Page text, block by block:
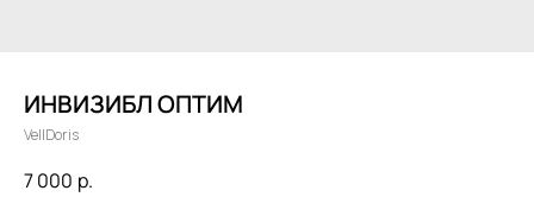
ИНВИЗИБЛ ОПТИМ
VellDoris
7 000 р.